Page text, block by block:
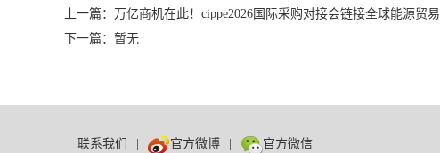
上一篇：万亿商机在此！cippe2026国际采购对接会链接全球能源贸易
下一篇：暂无
联系我们 官方微博 官方微信